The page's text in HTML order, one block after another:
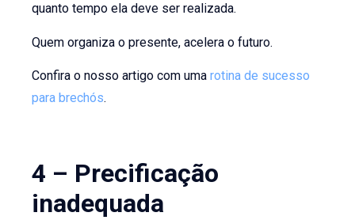
quanto tempo ela deve ser realizada.
Quem organiza o presente, acelera o futuro.
Confira o nosso artigo com umarotina de sucesso
para brechós.
4 – Precificação
inadequada